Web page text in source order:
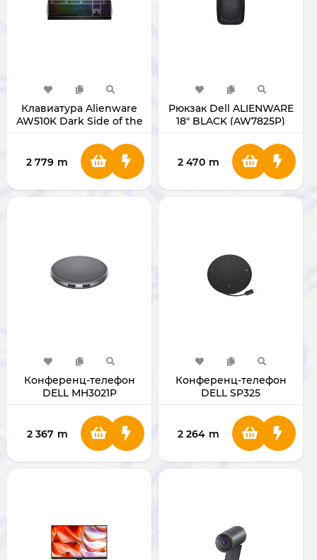
Клавиатура Alienware
AW510K Dark Side of the
2 779 m
Рюкзак Dell ALIENWARE
18" BLACK (AW7825P)
2 470 m
Конференц-телефон
DELL MH3021P
2 367 m
Конференц-телефон
DELL SP325
2 264 m